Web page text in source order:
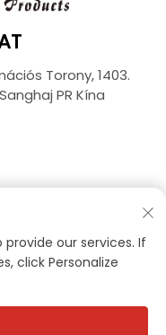
Torony, 1403.
PR Kína
Technology
-
our services. If
click Personalize